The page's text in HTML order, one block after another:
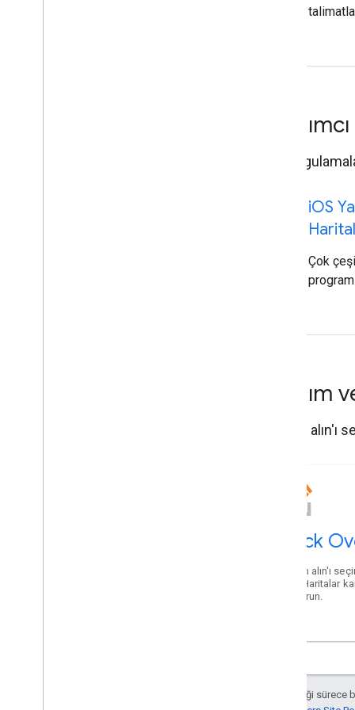
iOS
iOS
Çok
Yardım
Yardım
Stack
Yardım alın'ı
Edin. Haritalar
oluşturun.
Aksi belirtilmediği sürece